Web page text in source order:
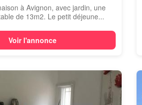
à Avignon, avec jardin, une
de 13m2. Le petit déjeune...
Voir l'annonce